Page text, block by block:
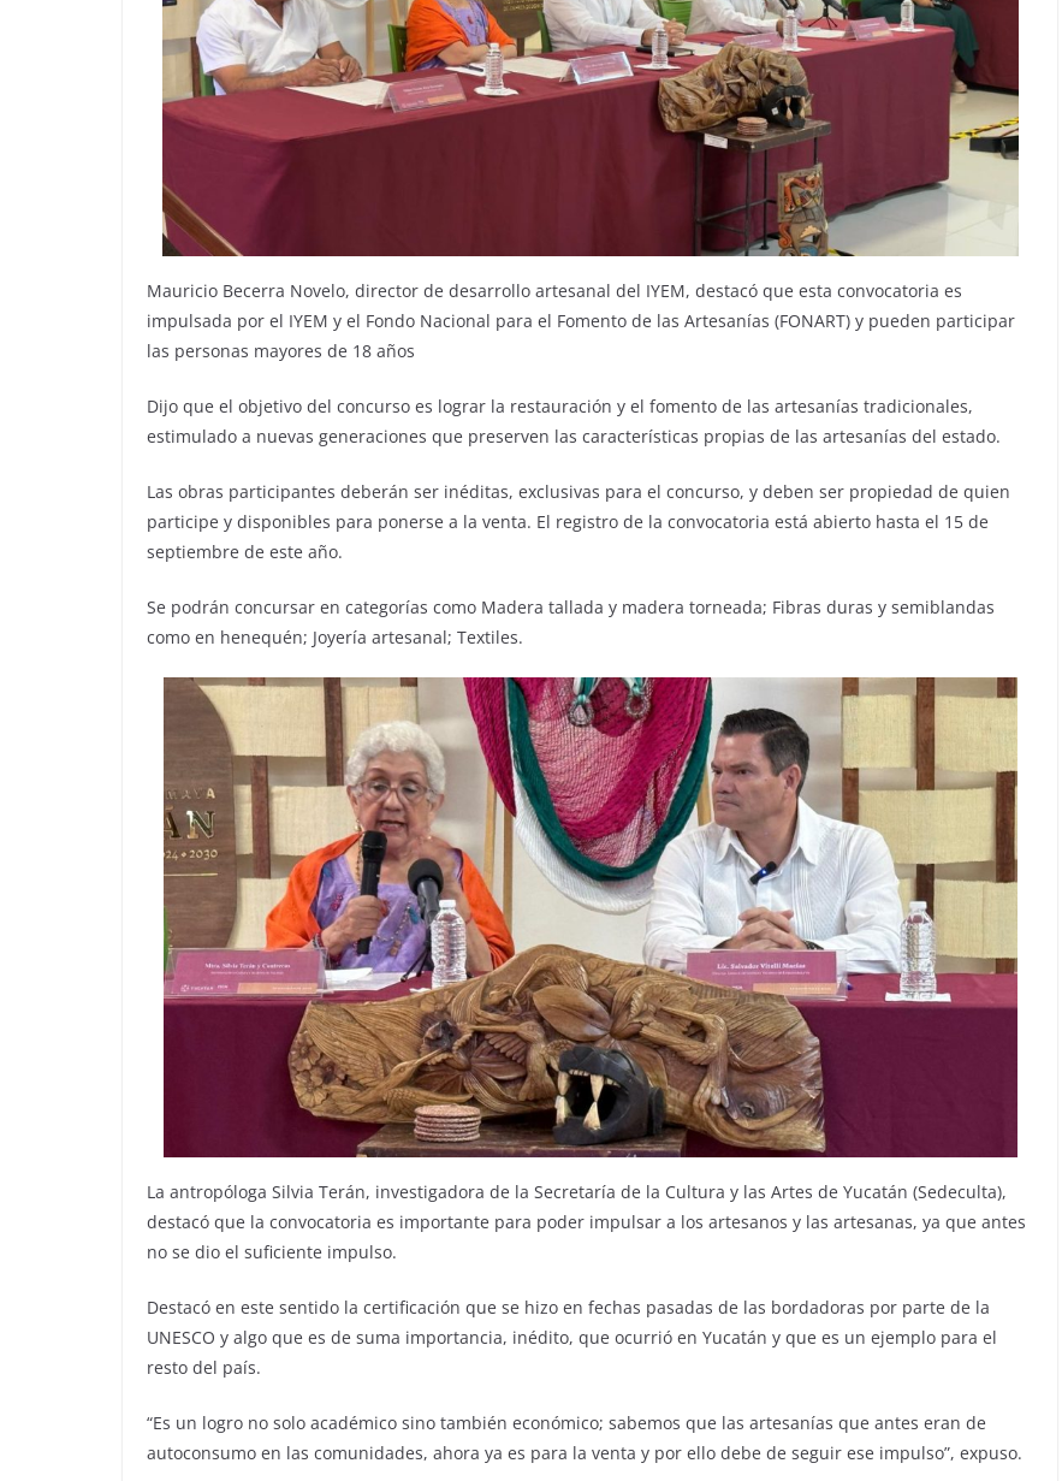
Mauricio Becerra Novelo, director de desarrollo artesanal del IYEM, destacó que esta convocatoria es
impulsada por el IYEM y el Fondo Nacional para el Fomento de las Artesanías (FONART) y pueden participar
las personas mayores de 18 años
Dijo que el objetivo del concurso es lograr la restauración y el fomento de las artesanías tradicionales,
estimulado a nuevas generaciones que preserven las características propias de las artesanías del estado.
Las obras participantes deberán ser inéditas, exclusivas para el concurso, y deben ser propiedad de quien
participe y disponibles para ponerse a la venta. El registro de la convocatoria está abierto hasta el 15 de
septiembre de este año.
Se podrán concursar en categorías como Madera tallada y madera torneada; Fibras duras y semiblandas
como en henequén; Joyería artesanal; Textiles.
La antropóloga Silvia Terán, investigadora de la Secretaría de la Cultura y las Artes de Yucatán (Sedeculta),
destacó que la convocatoria es importante para poder impulsar a los artesanos y las artesanas, ya que antes
no se dio el suficiente impulso.
Destacó en este sentido la certificación que se hizo en fechas pasadas de las bordadoras por parte de la
UNESCO y algo que es de suma importancia, inédito, que ocurrió en Yucatán y que es un ejemplo para el
resto del país.
“Es un logro no solo académico sino también económico; sabemos que las artesanías que antes eran de
autoconsumo en las comunidades, ahora ya es para la venta y por ello debe de seguir ese impulso”, expuso.